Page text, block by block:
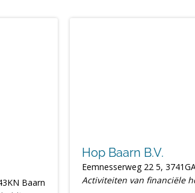
Baarn
Hop Baarn B.V.
Eemnesserweg 22 5,
Activiteiten van financiële